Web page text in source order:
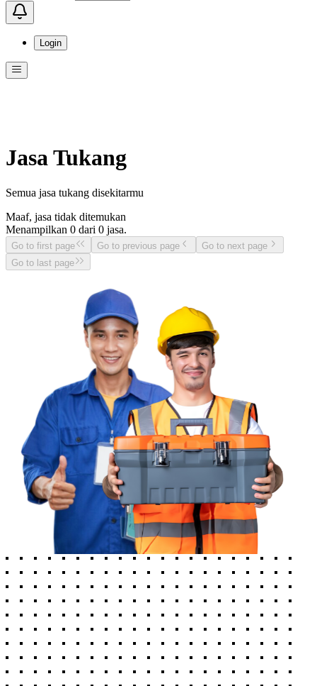
Login
Jasa Tukang
Semua jasa tukang disekitarmu
Maaf, jasa tidak ditemukan
Menampilkan 0 dari 0 jasa.
Go to first page Go to previous page
Go to next page
Go to last page